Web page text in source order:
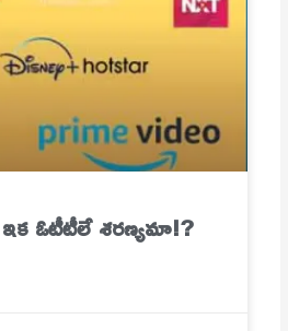
ఓటీటీలే శ‌ర‌ణ్య‌మా!?